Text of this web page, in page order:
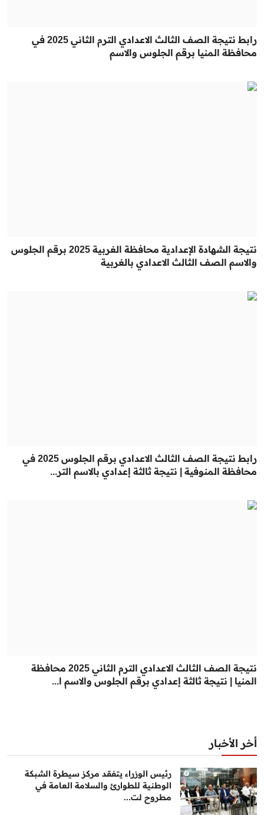
رابط نتيجة الصف الثالث الاعدادي الترم الثاني 2025 في
محافظة المنيا برقم الجلوس والاسم
نتيجة الشهادة الإعدادية محافظة الغربية 2025 برقم الجلوس
والاسم الصف الثالث الاعدادي بالغربية
رابط نتيجة الصف الثالث الاعدادي برقم الجلوس 2025 في
محافظة المنوفية | نتيجة ثالثة إعدادي بالاسم التر...
نتيجة الصف الثالث الاعدادي الترم الثاني 2025 محافظة
المنيا | نتيجة ثالثة إعدادي برقم الجلوس والاسم ا...
أخر الأخبار
رئيس الوزراء يتفقد مركز سيطرة الشبكة
الوطنية للطوارئ والسلامة العامة في
مطروح لت...